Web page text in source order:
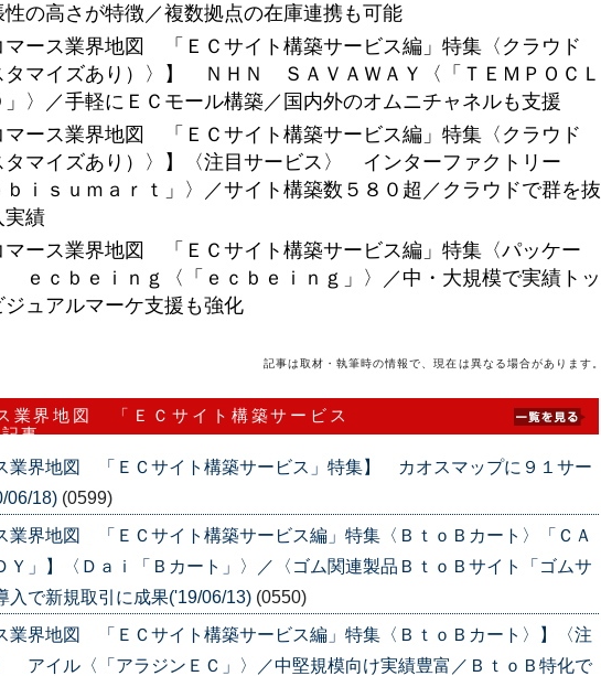
性の高さが特徴／複数拠点の在庫連携も可能
マース業界地図 「ＥＣサイト構築サービス編」特集〈クラウド
タマイズあり）〉】 ＮＨＮ ＳＡＶＡＷＡＹ〈「ＴＥＭＰＯＣＬ
」〉／手軽にＥＣモール構築／国内外のオムニチャネルも支援
マース業界地図 「ＥＣサイト構築サービス編」特集〈クラウド
タマイズあり）〉】〈注目サービス〉 インターファクトリー
ｂｉｓｕｍａｒｔ」〉／サイト構築数５８０超／クラウドで群を抜
実績
マース業界地図 「ＥＣサイト構築サービス編」特集〈パッケー
ｅｃｂｅｉｎｇ〈「ｅｃｂｅｉｎｇ」〉／中・大規模で実績トッ
ジュアルマーケ支援も強化
記事は取材・執筆時の情報で、現在は異なる場合があります。
業界地図 「ＥＣサイト構築サービス
事
業界地図 「ＥＣサイト構築サービス」特集】 カオスマップに９１サー
06/18) (0599)
業界地図 「ＥＣサイト構築サービス編」特集〈ＢｔｏＢカート〉「ＣＡ
Ｙ」】〈Ｄａｉ「Ｂカート」〉／〈ゴム関連製品ＢｔｏＢサイト「ゴムサ
入で新規取引に成果('19/06/13) (0550)
業界地図 「ＥＣサイト構築サービス編」特集〈ＢｔｏＢカート〉】〈注
アイル〈「アラジンＥＣ」〉／中堅規模向け実績豊富／ＢｔｏＢ特化で